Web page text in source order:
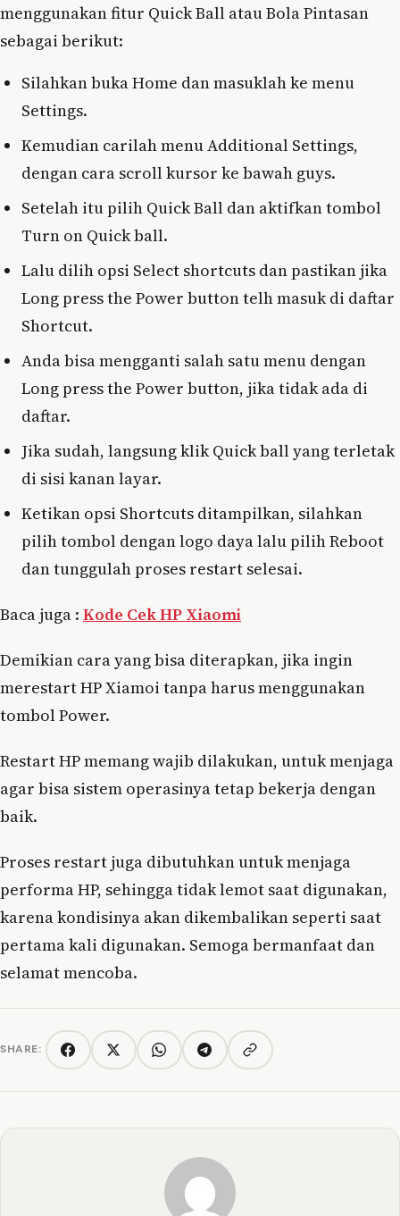
menggunakan fitur Quick Ball atau Bola Pintasan
sebagai berikut:
Silahkan buka Home dan masuklah ke menu
Settings.
Kemudian carilah menu Additional Settings,
dengan cara scroll kursor ke bawah guys.
Setelah itu pilih Quick Ball dan aktifkan tombol
Turn on Quick ball.
Lalu dilih opsi Select shortcuts dan pastikan jika
Long press the Power button telh masuk di daftar
Shortcut.
Anda bisa mengganti salah satu menu dengan
Long press the Power button, jika tidak ada di
daftar.
Jika sudah, langsung klik Quick ball yang terletak
di sisi kanan layar.
Ketikan opsi Shortcuts ditampilkan, silahkan
pilih tombol dengan logo daya lalu pilih Reboot
dan tunggulah proses restart selesai.
Baca juga : Kode Cek HP Xiaomi
Demikian cara yang bisa diterapkan, jika ingin
merestart HP Xiamoi tanpa harus menggunakan
tombol Power.
Restart HP memang wajib dilakukan, untuk menjaga
agar bisa sistem operasinya tetap bekerja dengan
baik.
Proses restart juga dibutuhkan untuk menjaga
performa HP, sehingga tidak lemot saat digunakan,
karena kondisinya akan dikembalikan seperti saat
pertama kali digunakan. Semoga bermanfaat dan
selamat mencoba.
SHARE: FacebookTwitter/XWhatsAppTelegramCopy link